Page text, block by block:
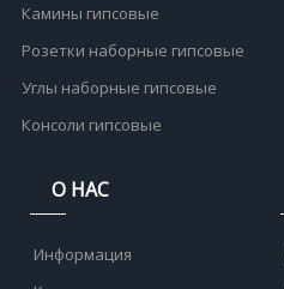
Камины гипсовые
Розетки наборные гипсовые
Углы наборные гипсовые
Консоли гипсовые
О НАС
Информация